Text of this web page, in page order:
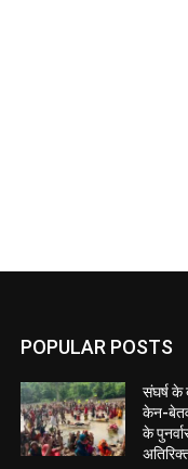
POPULAR POSTS
संघर्ष के
केन-
के